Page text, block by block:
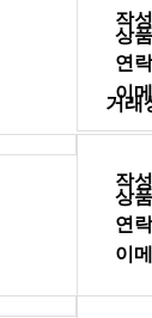
작
연
이
상
거래
작
연
이
상